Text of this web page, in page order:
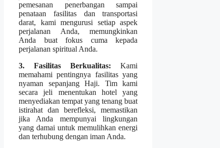
pemesanan penerbangan sampai
penataan fasilitas dan transportasi
darat, kami mengurusi setiap aspek
perjalanan Anda, memungkinkan
Anda buat fokus cuma kepada
perjalanan spiritual Anda.
3. Fasilitas Berkualitas: Kami
memahami pentingnya fasilitas yang
nyaman sepanjang Haji. Tim kami
secara jeli menentukan hotel yang
menyediakan tempat yang tenang buat
istirahat dan berefleksi, memastikan
jika Anda mempunyai lingkungan
yang damai untuk memulihkan energi
dan terhubung dengan iman Anda.